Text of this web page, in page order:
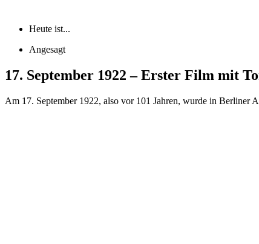
Heute ist...
Angesagt
17. September 1922 – Erster Film mit
Am 17. September 1922, also vor 101 Jahren, wurde in Berliner